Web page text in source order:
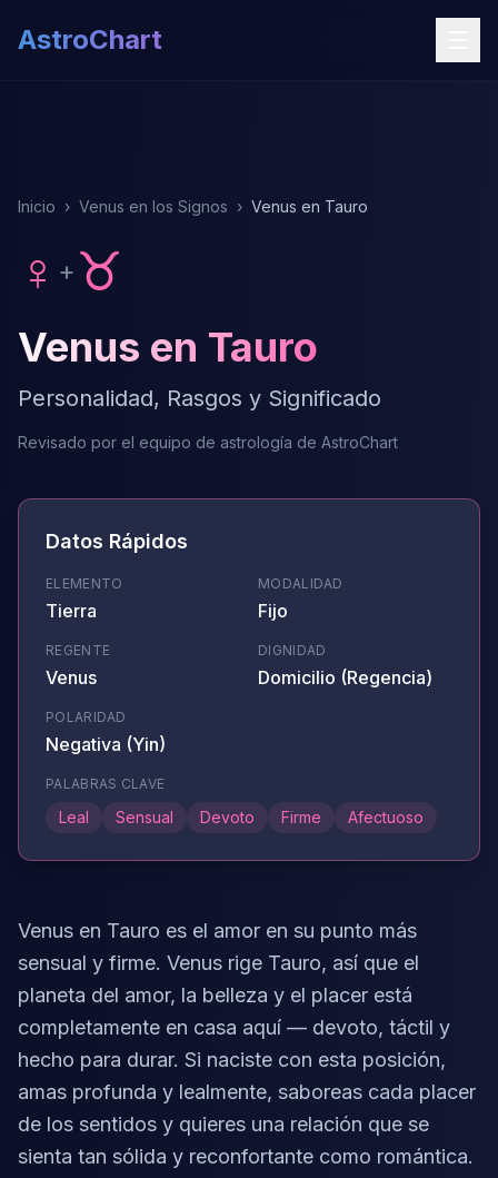
AstroChart
Inicio › Venus en los Signos › Venus en Tauro
♀ + ♉
Venus en Tauro
Personalidad, Rasgos y Significado
Revisado por el equipo de astrología de AstroChart
Datos Rápidos
ELEMENTO
Tierra
MODALIDAD
Fijo
REGENTE
Venus
DIGNIDAD
Domicilio (Regencia)
POLARIDAD
Negativa (Yin)
PALABRAS CLAVE
Leal Sensual Devoto Firme Afectuoso
Venus en Tauro es el amor en su punto más
sensual y firme. Venus rige Tauro, así que el
planeta del amor, la belleza y el placer está
completamente en casa aquí — devoto, táctil y
hecho para durar. Si naciste con esta posición,
amas profunda y lealmente, saboreas cada placer
de los sentidos y quieres una relación que se
sienta tan sólida y reconfortante como romántica.